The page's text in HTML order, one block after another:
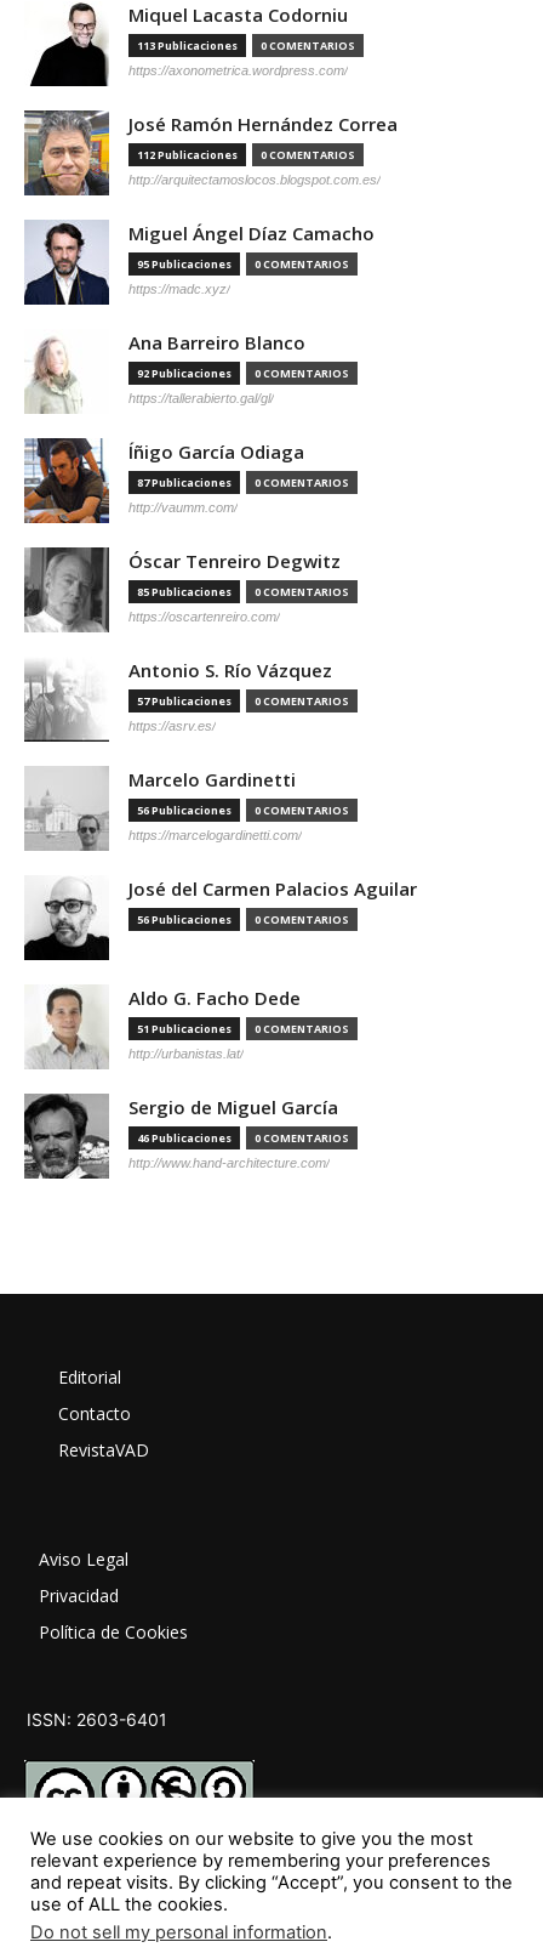
Miquel Lacasta Codorniu
113 Publicaciones 0 COMENTARIOS
https://axonometrica.wordpress.com/
José Ramón Hernández Correa
112 Publicaciones 0 COMENTARIOS
http://arquitectamoslocos.blogspot.com.es/
Miguel Ángel Díaz Camacho
95 Publicaciones 0 COMENTARIOS
https://madc.xyz/
Ana Barreiro Blanco
92 Publicaciones 0 COMENTARIOS
https://tallerabierto.gal/gl/
Íñigo García Odiaga
87 Publicaciones 0 COMENTARIOS
http://vaumm.com/
Óscar Tenreiro Degwitz
85 Publicaciones 0 COMENTARIOS
https://oscartenreiro.com/
Antonio S. Río Vázquez
57 Publicaciones 0 COMENTARIOS
https://asrv.es/
Marcelo Gardinetti
56 Publicaciones 0 COMENTARIOS
https://marcelogardinetti.com/
José del Carmen Palacios Aguilar
56 Publicaciones 0 COMENTARIOS
Aldo G. Facho Dede
51 Publicaciones 0 COMENTARIOS
http://urbanistas.lat/
Sergio de Miguel García
46 Publicaciones 0 COMENTARIOS
http://www.hand-architecture.com/
Editorial
Contacto
RevistaVAD
Aviso Legal
Privacidad
Política de Cookies
ISSN: 2603-6401
SÍGUENOS
We use cookies on our website to give you the most
relevant experience by remembering your preferences
and repeat visits. By clicking “Accept”, you consent to the
use of ALL the cookies.
Do not sell my personal information.